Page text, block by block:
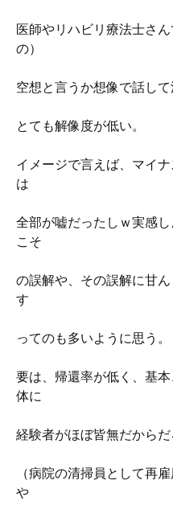
医師やリハビリ療法士さ
の）
空想と言うか想像で話し
とても解像度が低い。
イメージで言えば、マイ
は
全部が嘘だったしｗ実感
こそ
の誤解や、その誤解に甘
す
ってのも多いように思う。
要は、帰還率が低く、基
体に
経験者がほぼ皆無だからだ
（病院の清掃員として再
や